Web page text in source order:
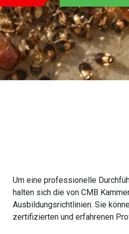
Um eine professionelle
halten sich die von CMB
Ausbildungsrichtlinien. Sie
zertifizierten und erfahrenen